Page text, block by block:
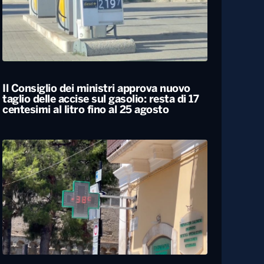
Il Consiglio dei ministri approva nuovo
taglio delle accise sul gasolio: resta di 17
centesimi al litro fino al 25 agosto